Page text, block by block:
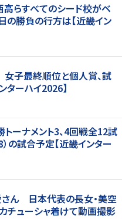
らすべてのシード校がベ
の勝負の行方は【近畿イン
子最終順位と個人賞、試
ターハイ2026】
トーナメント3、4回戦全12試
の試合予定【近畿インター
ん 日本代表の長女・美空
チューシャ着けて動画撮影